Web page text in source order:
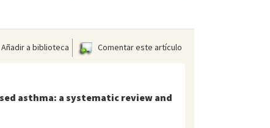
Añadir a biblioteca Comentar este artículo
asthma: a systematic review and